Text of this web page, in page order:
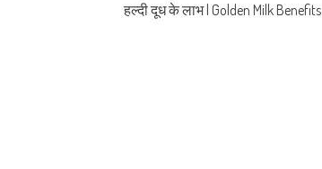
हल्दी दूध के लाभ | Golden Milk